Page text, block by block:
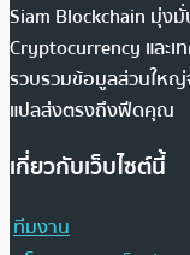
Siam Blockchain มุ่ง
Cryptocurrency และเ
รวบรวมข้อมูลส่วนใหญ่
แปลส่งตรงถึงฟีดคุณ
เกี่ยวกับเว็บไซต์นี้
ทีมงาน